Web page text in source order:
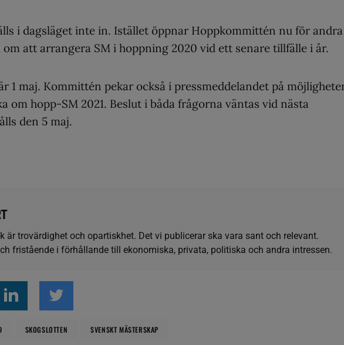
i dagsläget inte in. Istället öppnar Hoppkommittén nu för andra
att arrangera SM i hoppning 2020 vid ett senare tillfälle i år.
1 maj. Kommittén pekar också i pressmeddelandet på
om hopp-SM 2021. Beslut i båda frågorna väntas vid nästa
den 5 maj.
är trovärdighet och opartiskhet. Det vi publicerar ska vara sant och relevant.
fristående i förhållande till ekonomiska, privata, politiska och andra intressen.
SKOGSLOTTEN SVENSKT MÄSTERSKAP